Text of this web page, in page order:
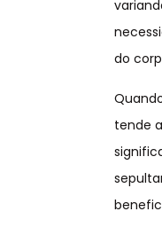
do
tende